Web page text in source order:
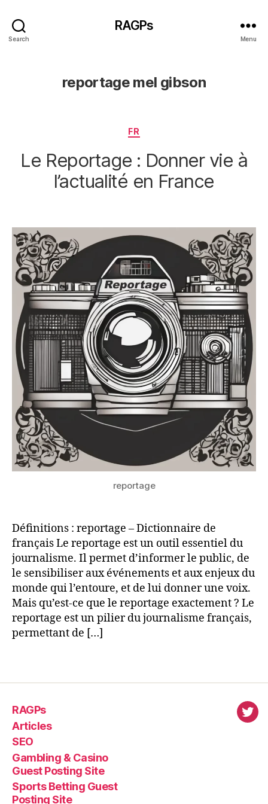
Search
RAGPs
Menu
reportage mel gibson
Categories
FR
Le Reportage : Donner vie à
l’actualité en France
reportage
Définitions : reportage – Dictionnaire de
français Le reportage est un outil essentiel du
journalisme. Il permet d’informer le public, de
le sensibiliser aux événements et aux enjeux du
monde qui l’entoure, et de lui donner une voix.
Mais qu’est-ce que le reportage exactement ? Le
reportage est un pilier du journalisme français,
permettant de […]
RAGPs
Articles
SEO
Gambling & Casino
Guest Posting Site
Sports Betting Guest
Posting Site